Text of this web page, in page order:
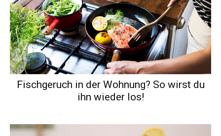
Fischgeruch in der Wohnung? So wirst du
ihn wieder los!